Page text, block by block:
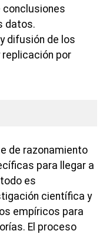
conclusiones
datos.
difusión de los
por
de razonamiento
para llegar a
es
científica y
empíricos para
El proceso